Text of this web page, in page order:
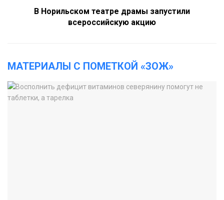
В Норильском театре драмы запустили
всероссийскую акцию
МАТЕРИАЛЫ С ПОМЕТКОЙ «ЗОЖ»